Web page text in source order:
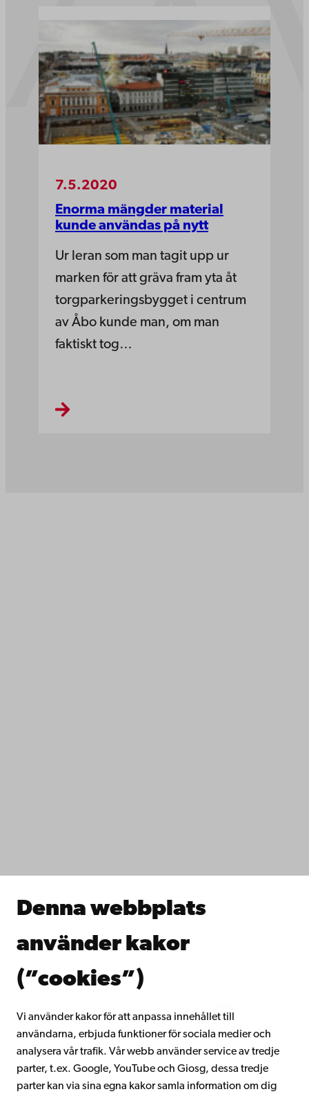
Denna webbplats
använder kakor
(”cookies”)
Vi använder kakor för att anpassa innehållet till
användarna, erbjuda funktioner för sociala medier och
analysera vår trafik. Vår webb använder service av tredje
parter, t.ex. Google, YouTube och Giosg, dessa tredje
parter kan via sina egna kakor samla information om dig
7.5.2020
Enorma mängder material
kunde användas på nytt
Ur leran som man tagit upp ur
marken för att gräva fram yta åt
torgparkeringsbygget i centrum
av Åbo kunde man, om man
faktiskt tog…
Samarbeta med oss
Kontinuerligt lärande
Gå med i Åbo Akademis alumnnätverk
Intranätet
Facebook InstagramYouTube LinkedIn Blog Snapchat